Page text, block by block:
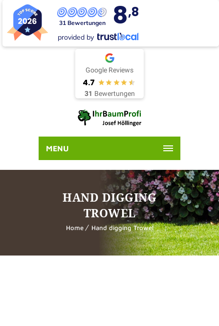
31 Bewertungen 8,8
provided by
Google Reviews
4.7
31 Bewertungen
MENU
HAND DIGGING
TROWEL
Home Hand digging Trowel